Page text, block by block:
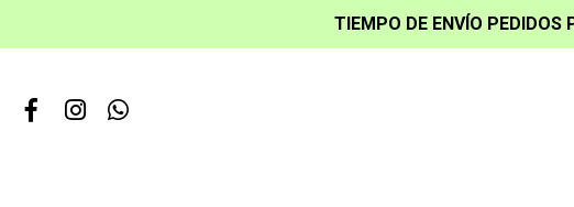
TIEMPO DE ENVÍO